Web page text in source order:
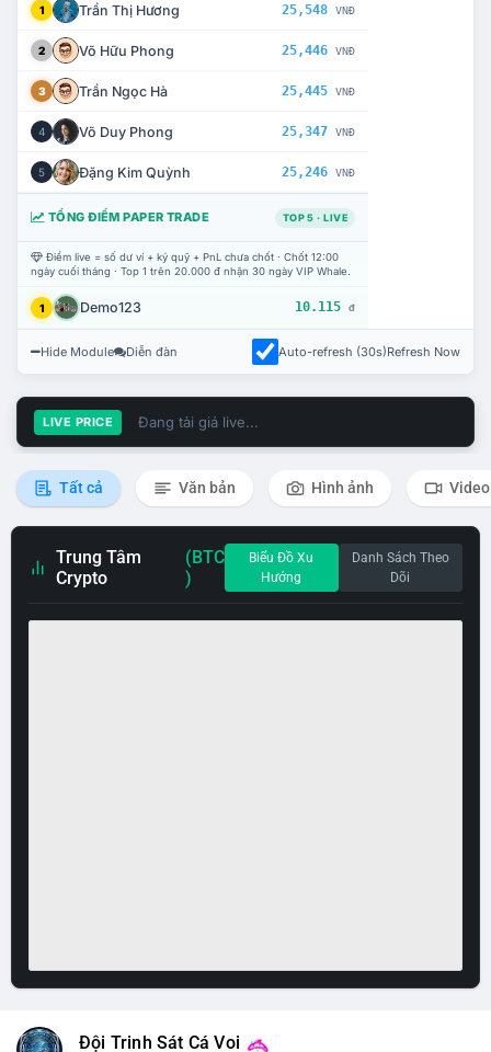
1 Trần Thị Hương 25,548 VNĐ
2 Võ Hữu Phong 25,446 VNĐ
3 Trần Ngọc Hà 25,445 VNĐ
4 Võ Duy Phong 25,347 VNĐ
5 Đặng Kim Quỳnh 25,246 VNĐ
TỔNG ĐIỂM PAPER TRADE TOP 5 · LIVE
Điểm live = số dư ví + ký quỹ + PnL chưa chốt · Chốt 12:00
ngày cuối tháng · Top 1 trên 20.000 đ nhận 30 ngày VIP Whale.
1 Demo123 10.115 đ
Hide Module Diễn đàn Auto-refresh (30s)Refresh Now
LIVE PRICE Đang tải giá live...
Tất cả Văn bản Hình ảnh Video
Trung Tâm
Crypto
(BTC
)
Biểu Đồ Xu
Hướng
Danh Sách Theo
Dõi
Đội Trinh Sát Cá Voi